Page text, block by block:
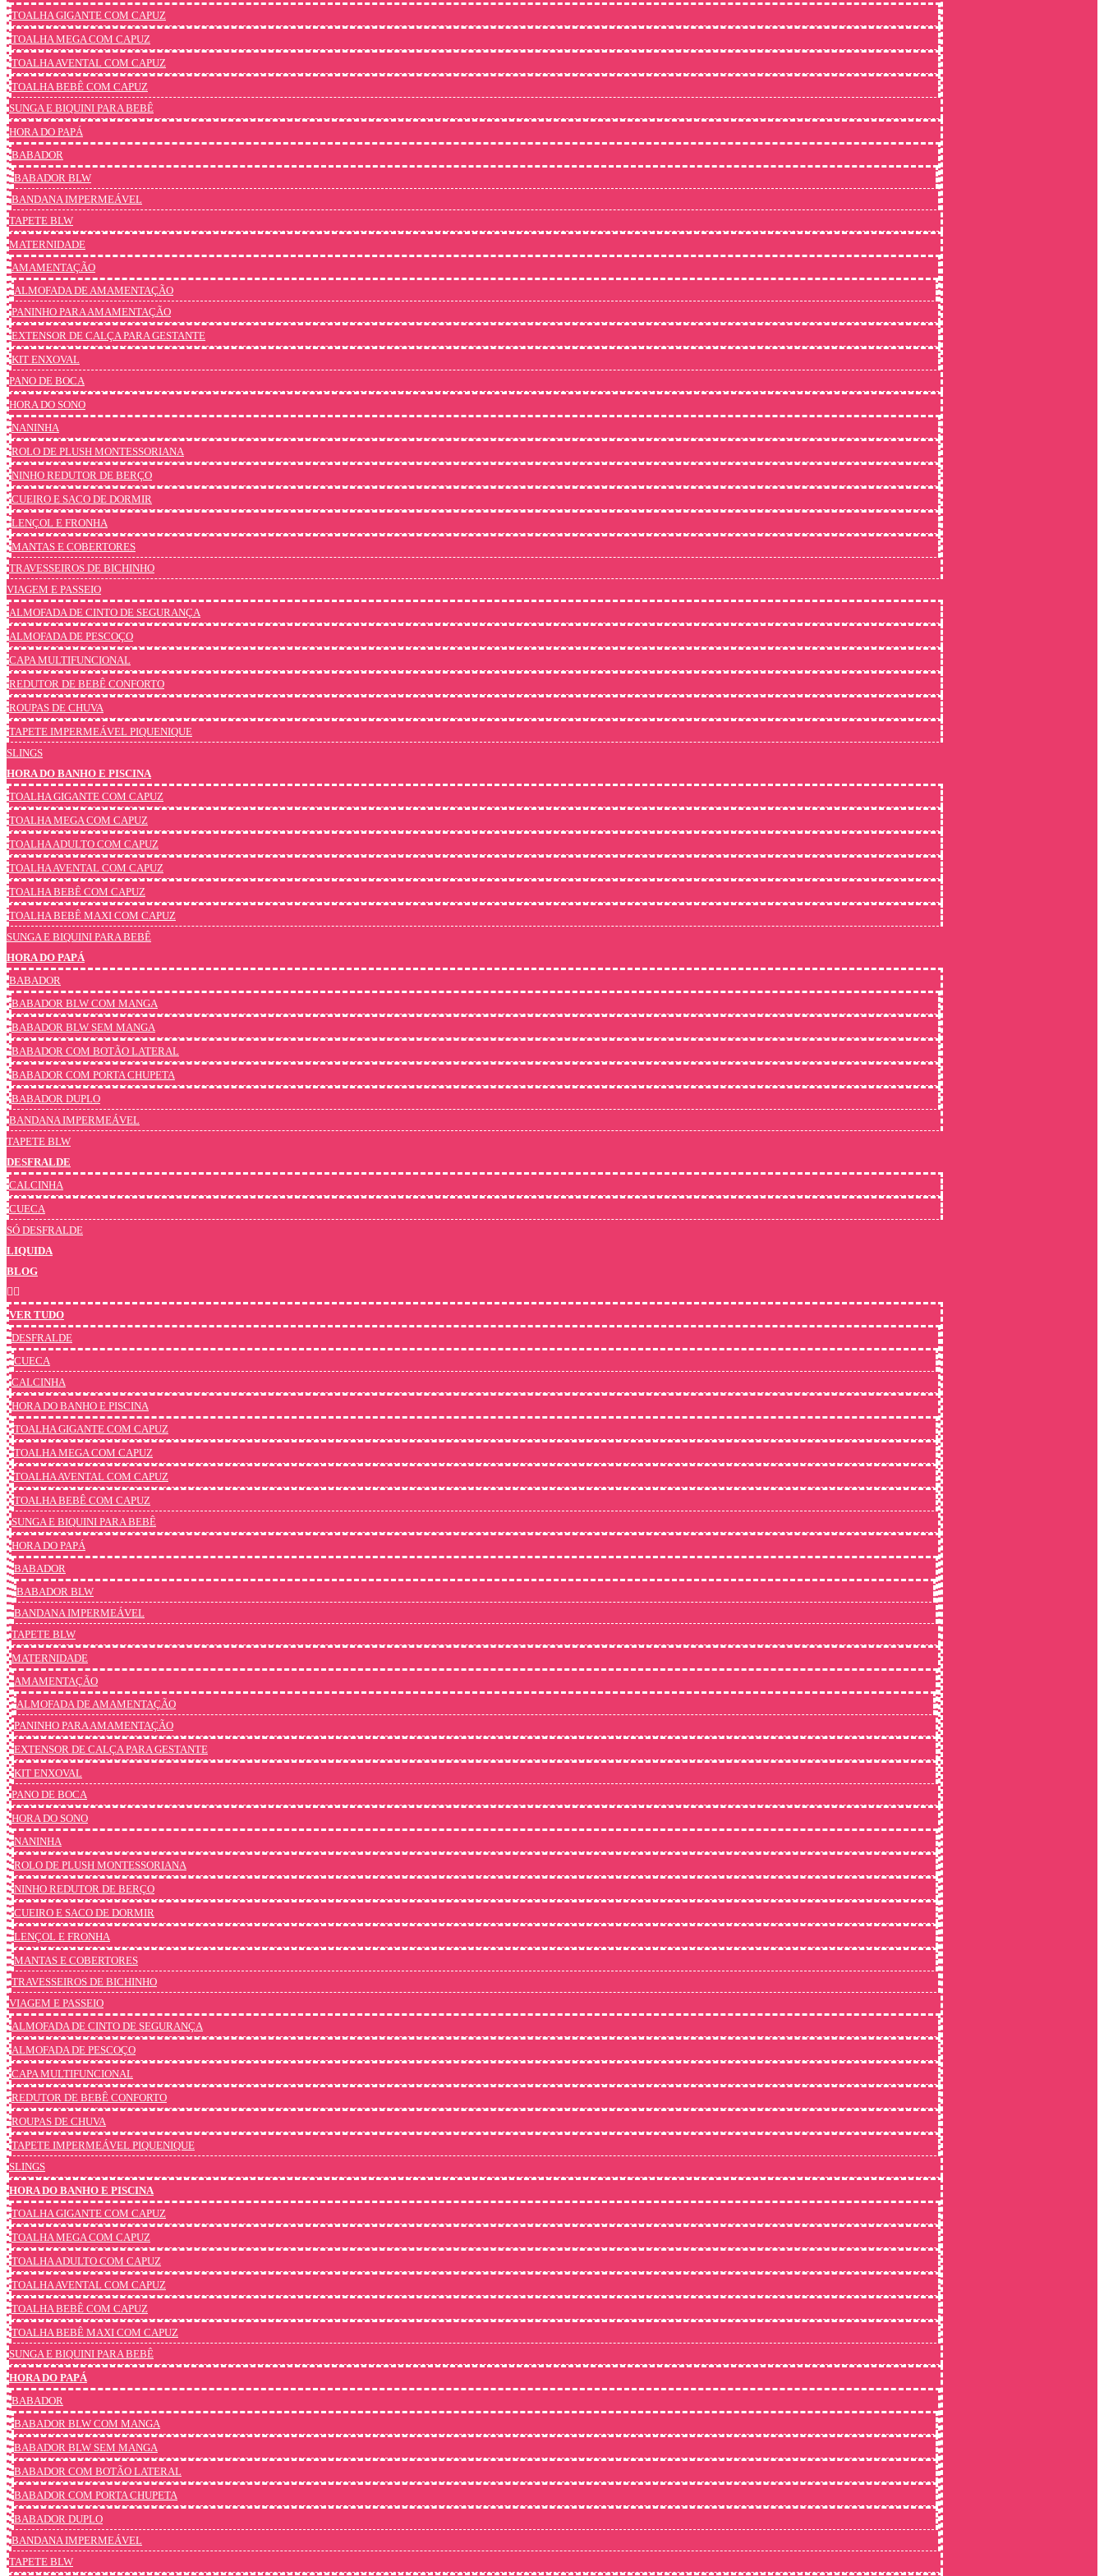
TOALHA GIGANTE COM CAPUZ
TOALHA MEGA COM CAPUZ
TOALHA AVENTAL COM CAPUZ
TOALHA BEBÊ COM CAPUZ
SUNGA E BIQUINI PARA BEBÊ
HORA DO PAPÁ
BABADOR
BABADOR BLW
BANDANA IMPERMEÁVEL
TAPETE BLW
MATERNIDADE
AMAMENTAÇÃO
ALMOFADA DE AMAMENTAÇÃO
PANINHO PARA AMAMENTAÇÃO
EXTENSOR DE CALÇA PARA GESTANTE
KIT ENXOVAL
PANO DE BOCA
HORA DO SONO
NANINHA
ROLO DE PLUSH MONTESSORIANA
NINHO REDUTOR DE BERÇO
CUEIRO E SACO DE DORMIR
LENÇOL E FRONHA
MANTAS E COBERTORES
TRAVESSEIROS DE BICHINHO
VIAGEM E PASSEIO
ALMOFADA DE CINTO DE SEGURANÇA
ALMOFADA DE PESCOÇO
CAPA MULTIFUNCIONAL
REDUTOR DE BEBÊ CONFORTO
ROUPAS DE CHUVA
TAPETE IMPERMEÁVEL PIQUENIQUE
SLINGS
HORA DO BANHO E PISCINA
TOALHA GIGANTE COM CAPUZ
TOALHA MEGA COM CAPUZ
TOALHA ADULTO COM CAPUZ
TOALHA AVENTAL COM CAPUZ
TOALHA BEBÊ COM CAPUZ
TOALHA BEBÊ MAXI COM CAPUZ
SUNGA E BIQUINI PARA BEBÊ
HORA DO PAPÁ
BABADOR
BABADOR BLW COM MANGA
BABADOR BLW SEM MANGA
BABADOR COM BOTÃO LATERAL
BABADOR COM PORTA CHUPETA
BABADOR DUPLO
BANDANA IMPERMEÁVEL
TAPETE BLW
DESFRALDE
CALCINHA
CUECA
SÓ DESFRALDE
LIQUIDA
BLOG
VER TUDO
DESFRALDE
CUECA
CALCINHA
HORA DO BANHO E PISCINA
TOALHA GIGANTE COM CAPUZ
TOALHA MEGA COM CAPUZ
TOALHA AVENTAL COM CAPUZ
TOALHA BEBÊ COM CAPUZ
SUNGA E BIQUINI PARA BEBÊ
HORA DO PAPÁ
BABADOR
BABADOR BLW
BANDANA IMPERMEÁVEL
TAPETE BLW
MATERNIDADE
AMAMENTAÇÃO
ALMOFADA DE AMAMENTAÇÃO
PANINHO PARA AMAMENTAÇÃO
EXTENSOR DE CALÇA PARA GESTANTE
KIT ENXOVAL
PANO DE BOCA
HORA DO SONO
NANINHA
ROLO DE PLUSH MONTESSORIANA
NINHO REDUTOR DE BERÇO
CUEIRO E SACO DE DORMIR
LENÇOL E FRONHA
MANTAS E COBERTORES
TRAVESSEIROS DE BICHINHO
VIAGEM E PASSEIO
ALMOFADA DE CINTO DE SEGURANÇA
ALMOFADA DE PESCOÇO
CAPA MULTIFUNCIONAL
REDUTOR DE BEBÊ CONFORTO
ROUPAS DE CHUVA
TAPETE IMPERMEÁVEL PIQUENIQUE
SLINGS
HORA DO BANHO E PISCINA
TOALHA GIGANTE COM CAPUZ
TOALHA MEGA COM CAPUZ
TOALHA ADULTO COM CAPUZ
TOALHA AVENTAL COM CAPUZ
TOALHA BEBÊ COM CAPUZ
TOALHA BEBÊ MAXI COM CAPUZ
SUNGA E BIQUINI PARA BEBÊ
HORA DO PAPÁ
BABADOR
BABADOR BLW COM MANGA
BABADOR BLW SEM MANGA
BABADOR COM BOTÃO LATERAL
BABADOR COM PORTA CHUPETA
BABADOR DUPLO
BANDANA IMPERMEÁVEL
TAPETE BLW